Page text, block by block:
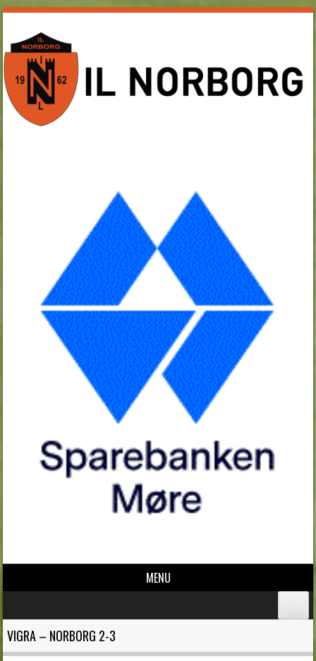
MENU
VIGRA – NORBORG 2-3